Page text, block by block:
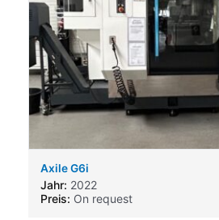
Axile G6i
Jahr: 2022
Preis: On request